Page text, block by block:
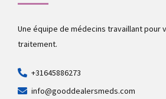
Une équipe de médecins travaillant pour
traitement.
+31645886273
info@gooddealersmeds.com